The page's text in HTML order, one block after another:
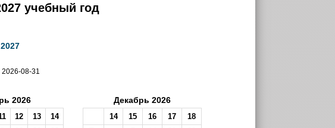
учебный год
2027
2026-08-31
2026
12 13
14
Декабрь 2026
14 15 16 17
18